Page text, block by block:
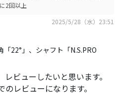
ーバーします。5番は高さも十
着弾して止まってました。
いので、難しいのかは解り
る方は、試されては如何です
2回以上
2025/5/28（水）23:51
「22°」、シャフト「N.S.PRO
ビューしたいと思います。
レビューになります。